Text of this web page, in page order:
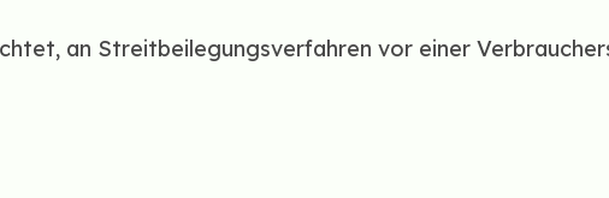
an Streitbeilegungsverfahren vor einer